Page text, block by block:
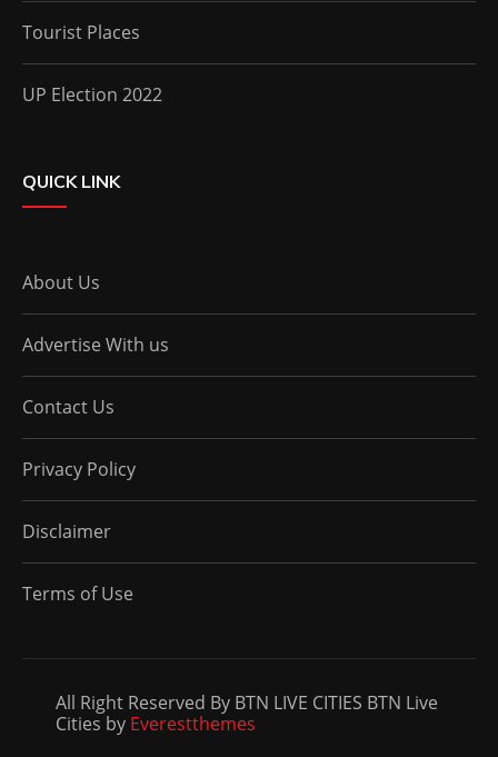
Tourist Places
UP Election 2022
QUICK LINK
About Us
Advertise With us
Contact Us
Privacy Policy
Disclaimer
Terms of Use
All Right Reserved By BTN LIVE CITIES BTN Live
Cities by Everestthemes